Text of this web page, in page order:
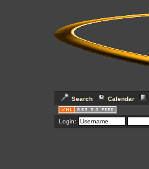
Search Calendar
Login: